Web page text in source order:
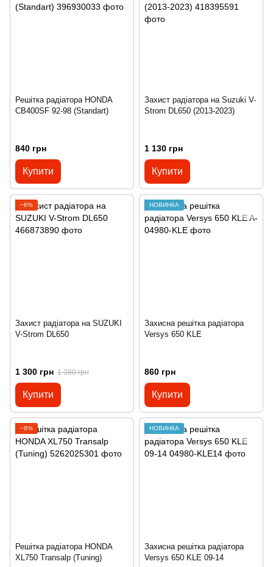
Решітка радіатора HONDA
CB400SF 92-98 (Standart)
840 грн
Купити
Захист радіатора на Suzuki V-
Strom DL650 (2013-2023)
1 130 грн
Купити
−6%
Захист радіатора на SUZUKI
V-Strom DL650
1 300 грн 1 380 грн
Купити
НОВИНКА
Захисна решітка радіатора
Versys 650 KLE
860 грн
Купити
−8%
Решітка радіатора HONDA
XL750 Transalp (Tuning)
НОВИНКА
Захисна решітка радіатора
Versys 650 KLE 09-14